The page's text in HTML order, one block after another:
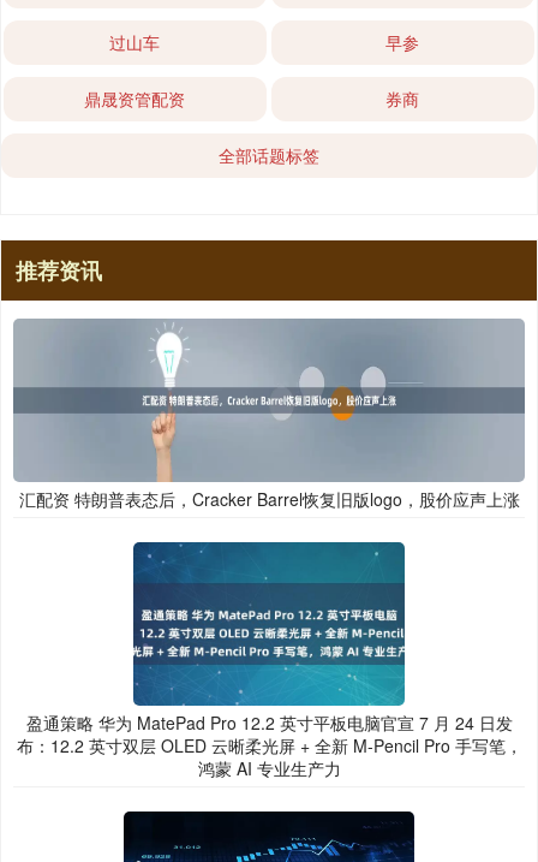
过山车 早参
鼎晟资管配资 券商
全部话题标签
推荐资讯
汇配资 特朗普表态后，Cracker Barrel恢复旧版logo，股价应声上涨
盈通策略 华为 MatePad Pro 12.2 英寸平板电脑官宣 7 月 24 日发
布：12.2 英寸双层 OLED 云晰柔光屏 + 全新 M-Pencil Pro 手写笔，
鸿蒙 AI 专业生产力